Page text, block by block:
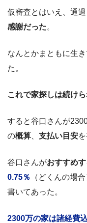
仮審査とはいえ、通過
感謝だった。
なんとかまともに生
た。
これで家探しは続け
すると谷口さんが
の概算 支払い目安
谷口さんがおすすめ
0.75％
（どくんの場
書いてあった。
2300万の家は諸経費